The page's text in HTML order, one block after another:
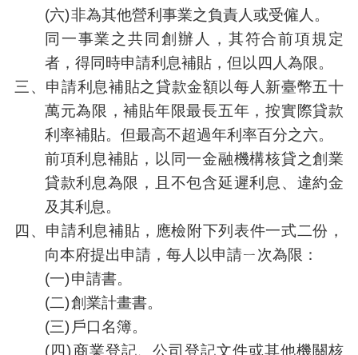
見
網
(六)非為其他營利事業之負責人或受僱人。
同一事業之共同創辦人，其符合前項規定
者，得同時申請利息補貼，但以四人為限。
三、 申請利息補貼之貸款金額以每人新臺幣五十
萬元為限，補貼年限最長五年，按實際貸款
利率補貼。但最高不超過年利率百分之六。
前項利息補貼，以同一金融機構核貸之創業
貸款利息為限，且不包含延遲利息、違約金
及其利息。
四、申請利息補貼，應檢附下列表件一式二份，
向本府提出申請，每人以申請ㄧ次為限：
(一)申請書。
(二)創業計畫書。
(三) 戶口名簿。
(四)商業登記、公司登記文件或其他機關核